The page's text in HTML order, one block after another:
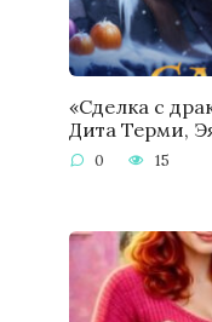
«Сделка с
Дита Терми,
0 15